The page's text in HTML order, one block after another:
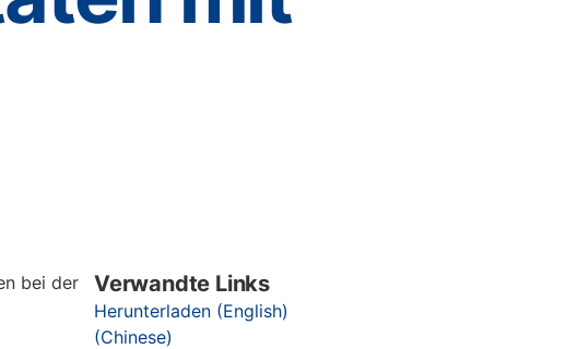
bei der
Verwandte Links
Herunterladen (English)
(Chinese)